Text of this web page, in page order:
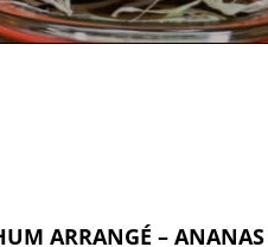
ARRANGÉ –